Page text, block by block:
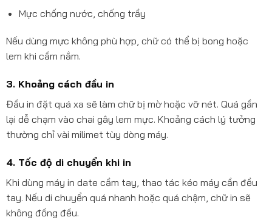
Mực chống nước, chống trầy
Nếu dùng mực không phù hợp, chữ có thể bị bong hoặc
lem khi cầm nắm.
3. Khoảng cách đầu in
Đầu in đặt quá xa sẽ làm chữ bị mờ hoặc vỡ nét. Quá gần
lại dễ chạm vào chai gây lem mực. Khoảng cách lý tưởng
thường chỉ vài milimet tùy dòng máy.
4. Tốc độ di chuyển khi in
Khi dùng máy in date cầm tay, thao tác kéo máy cần đều
tay. Nếu di chuyển quá nhanh hoặc quá chậm, chữ in sẽ
không đồng đều.